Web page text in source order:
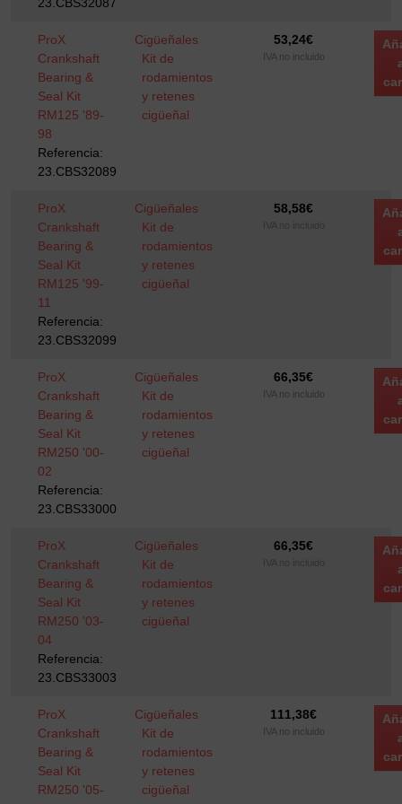
ProX
Crankshaft
Bearing &
Seal Kit
RM125 '89-
98
Referencia:
23.CBS32089
Cigüeñales
Kit de
rodamientos
y retenes
cigüeñal
53,24€
IVA no incluido
ProX
Crankshaft
Bearing &
Seal Kit
RM125 '99-
11
Referencia:
23.CBS32099
Cigüeñales
Kit de
rodamientos
y retenes
cigüeñal
58,58€
IVA no incluido
ProX
Crankshaft
Bearing &
Seal Kit
RM250 '00-
02
Referencia:
23.CBS33000
Cigüeñales
Kit de
rodamientos
y retenes
cigüeñal
66,35€
IVA no incluido
ProX
Crankshaft
Bearing &
Seal Kit
RM250 '03-
04
Referencia:
23.CBS33003
Cigüeñales
Kit de
rodamientos
y retenes
cigüeñal
66,35€
IVA no incluido
ProX
Crankshaft
Bearing &
Seal Kit
RM250 '05-
Cigüeñales
Kit de
rodamientos
y retenes
cigüeñal
111,38€
IVA no incluido